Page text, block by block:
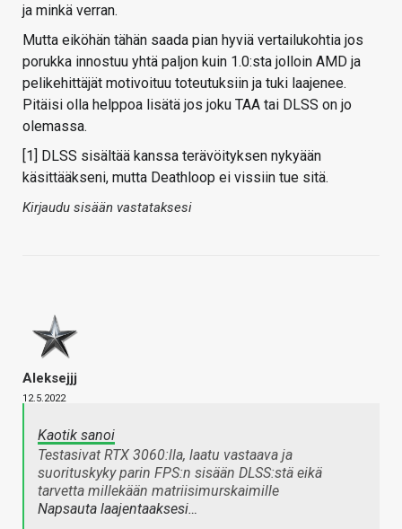
ja minkä verran.
Mutta eiköhän tähän saada pian hyviä vertailukohtia jos
porukka innostuu yhtä paljon kuin 1.0:sta jolloin AMD ja
pelikehittäjät motivoituu toteutuksiin ja tuki laajenee.
Pitäisi olla helppoa lisätä jos joku TAA tai DLSS on jo
olemassa.
[1] DLSS sisältää kanssa terävöityksen nykyään
käsittääkseni, mutta Deathloop ei vissiin tue sitä.
Kirjaudu sisään vastataksesi
Aleksejjj
12.5.2022
Kaotik sanoi
Testasivat RTX 3060:lla, laatu vastaava ja
suorituskyky parin FPS:n sisään DLSS:stä eikä
tarvetta millekään matriisimurskaimille
Napsauta laajentaaksesi…